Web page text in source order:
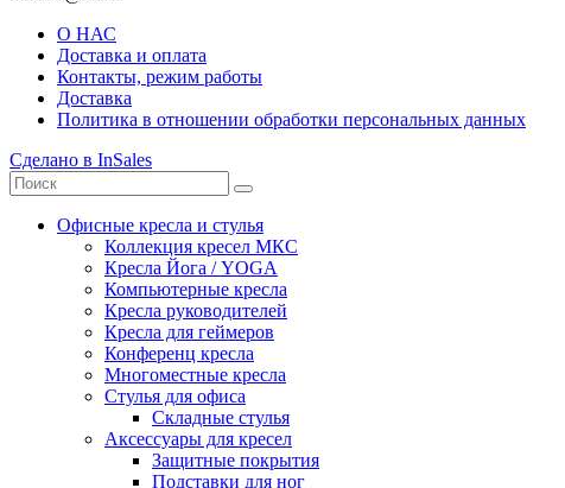
О НАС
Доставка и оплата
Контакты, режим работы
Доставка
Политика в отношении обработки персональных данных
Сделано в InSales
Офисные кресла и стулья
Коллекция кресел МКС
Кресла Йога / YOGA
Компьютерные кресла
Кресла руководителей
Кресла для геймеров
Конференц кресла
Многоместные кресла
Стулья для офиса
Складные стулья
Аксессуары для кресел
Защитные покрытия
Подставки для ног